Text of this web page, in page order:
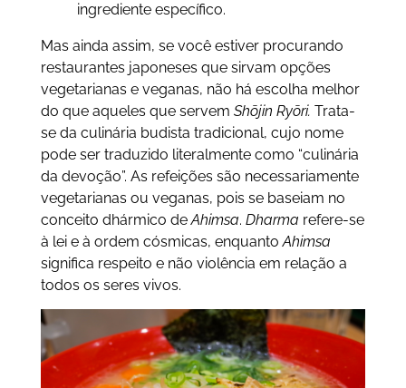
ingrediente específico.
Mas ainda assim, se você estiver procurando
restaurantes japoneses que sirvam opções
vegetarianas e veganas, não há escolha melhor
do que aqueles que servem Shōjin Ryōri. Trata-
se da culinária budista tradicional, cujo nome
pode ser traduzido literalmente como “culinária
da devoção”. As refeições são necessariamente
vegetarianas ou veganas, pois se baseiam no
conceito dhármico deAhimsa. Dharma refere-se
à lei e à ordem cósmicas, enquantoAhimsa
significa respeito e não violência em relação a
todos os seres vivos.